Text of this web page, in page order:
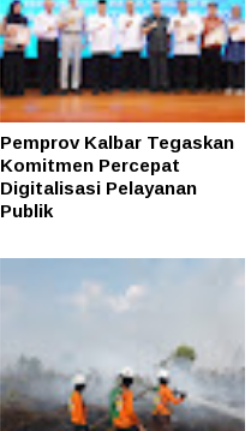
Pemprov Kalbar Tegaskan
Komitmen Percepat
Digitalisasi Pelayanan
Publik